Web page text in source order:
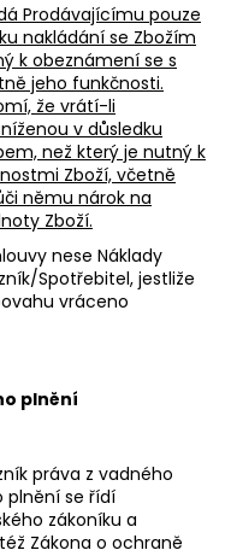
Prodávajícímu pouze
nakládání se Zbožím
k obeznámení se s
jeho funkčnosti.
že vrátí-li
v důsledku
než který je nutný k
Zboží, včetně
němu nárok na
Zboží.
nese Náklady
Spotřebitel, jestliže
vráceno
plnění
práva z vadného
plnění se řídí
zákoníku a
Zákona o ochraně